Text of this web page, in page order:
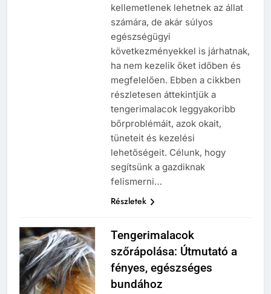
kellemetlenek lehetnek az állat
számára, de akár súlyos
egészségügyi
következményekkel is járhatnak,
ha nem kezelik őket időben és
megfelelően. Ebben a cikkben
részletesen áttekintjük a
tengerimalacok leggyakoribb
bőrproblémáit, azok okait,
tüneteit és kezelési
lehetőségeit. Célunk, hogy
segítsünk a gazdiknak
felismerni…
Részletek
Tengerimalacok
szőrápolása: Útmutató a
fényes, egészséges
bundához